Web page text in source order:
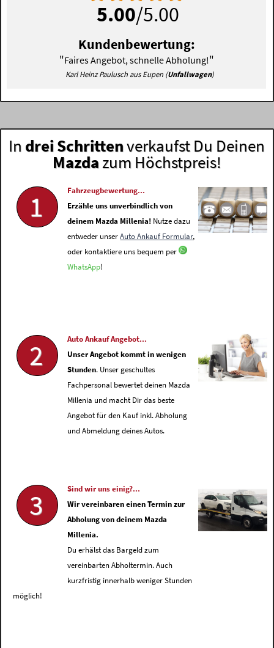
5.00/5.00
Kundenbewertung:
"Faires Angebot, schnelle Abholung!"
Karl Heinz Paulusch aus Eupen (Unfallwagen)
In drei Schrittenverkaufst Du Deinen
Mazdazum Höchstpreis!
1
Fahrzeugbewertung...
Erzähle uns unverbindlich von
deinem Mazda Millenia! Nutze dazu
entweder unserAuto Ankauf Formular,
oder kontaktiere uns bequem per
WhatsApp!
2
Auto Ankauf Angebot...
Unser Angebot kommt in wenigen
Stunden. Unser geschultes
Fachpersonal bewertet deinen Mazda
Millenia und macht Dir das beste
Angebot für den Kauf inkl. Abholung
und Abmeldung deines Autos.
3
Sind wir uns einig?...
Wir vereinbaren einen Termin zur
Abholung von deinem Mazda
Millenia.
Du erhälst das Bargeld zum
vereinbarten Abholtermin. Auch
kurzfristig innerhalb weniger Stunden
möglich!